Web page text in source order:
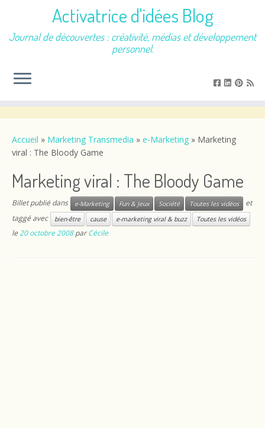
contenu
Activatrice d'idées Blog
Journal de découvertes : créativité, médias et développement
personnel.
Accueil » Marketing Transmedia » e-Marketing » Marketing
viral : The Bloody Game
Marketing viral : The Bloody Game
Billet publié dans e-Marketing Fun & Jeux Société Toutes les vidéos
et
taggé avec
bien-être cause e-marketing viral & buzz Toutes les vidéos
le20 octobre 2008 parCécile